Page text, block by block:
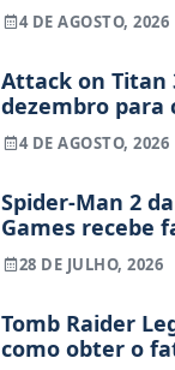
4 DE AGOSTO, 2026
Attack on Titan
dezembro para
4 DE AGOSTO, 2026
Spider-Man 2
Games recebe
Brand New Day
28 DE JULHO, 2026
Tomb Raider
como obter o